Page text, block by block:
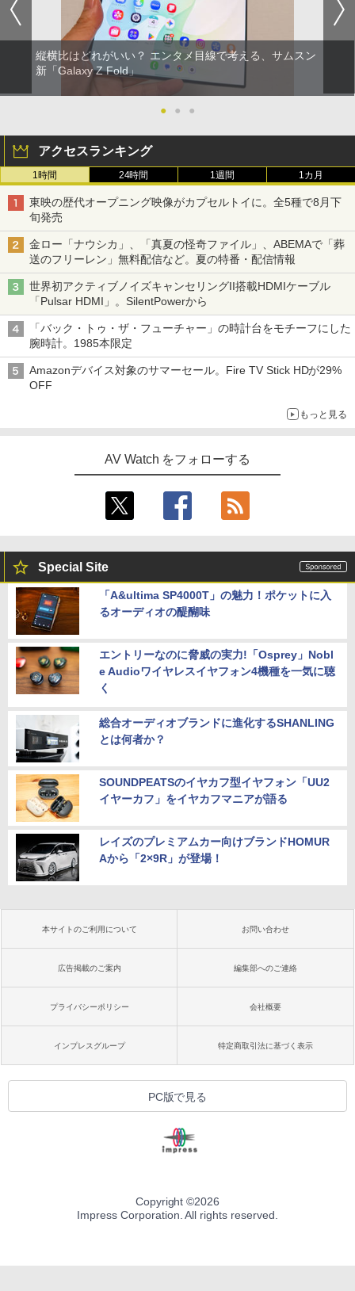
縦横比はどれがいい？ エンタメ目線で考える、サムスン
新「Galaxy Z Fold」
● ● ●
アクセスランキング
1時間 24時間 1週間 1カ月
東映の歴代オープニング映像がカプセルトイに。全5種で8月下
旬発売
金ロー「ナウシカ」、「真夏の怪奇ファイル」、ABEMAで「葬
送のフリーレン」無料配信など。夏の特番・配信情報
世界初アクティブノイズキャンセリングII搭載HDMIケーブル
「Pulsar HDMI」。SilentPowerから
「バック・トゥ・ザ・フューチャー」の時計台をモチーフにした
腕時計。1985本限定
Amazonデバイス対象のサマーセール。Fire TV Stick HDが29%
OFF
もっと見る
AV Watch をフォローする
Special Site
「A&ultima SP4000T」の魅力！ポケットに入
るオーディオの醍醐味
エントリーなのに脅威の実力!「Osprey」Nobl
e Audioワイヤレスイヤフォン4機種を一気に聴
く
総合オーディオブランドに進化するSHANLING
とは何者か？
SOUNDPEATSのイヤカフ型イヤフォン「UU2
イヤーカフ」をイヤカフマニアが語る
レイズのプレミアムカー向けブランドHOMUR
Aから「2×9R」が登場！
本サイトのご利用について お問い合わせ
広告掲載のご案内 編集部へのご連絡
プライバシーポリシー 会社概要
インプレスグループ 特定商取引法に基づく表示
PC版で見る
Copyright ©2026
Impress Corporation. All rights reserved.